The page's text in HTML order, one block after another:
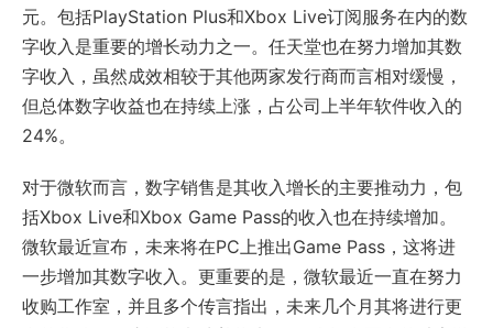
元。包括PlayStation Plus和Xbox Live订阅服务在内的数
字收入是重要的增长动力之一。任天堂也在努力增加其数
字收入，虽然成效相较于其他两家发行商而言相对缓慢，
但总体数字收益也在持续上涨，占公司上半年软件收入的
24%。
对于微软而言，数字销售是其收入增长的主要推动力，包
括Xbox Live和Xbox Game Pass的收入也在持续增加。
微软最近宣布，未来将在PC上推出Game Pass，这将进
一步增加其数字收入。更重要的是，微软最近一直在努力
收购工作室，并且多个传言指出，未来几个月其将进行更